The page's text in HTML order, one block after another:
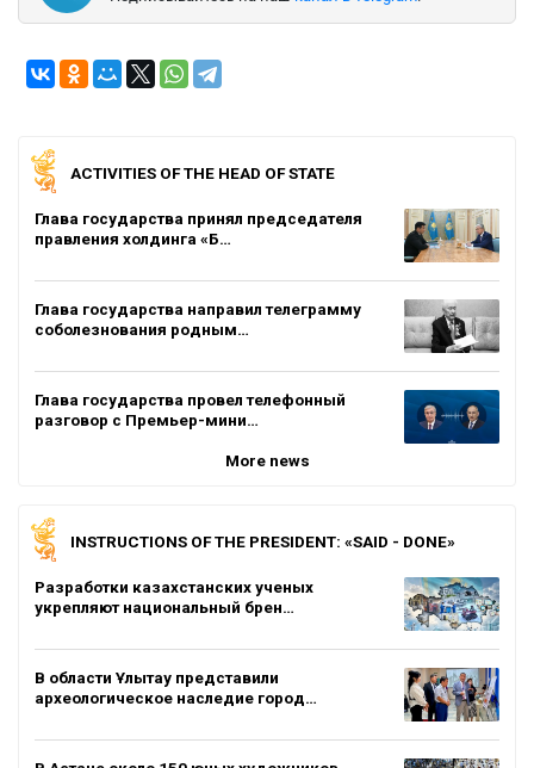
ACTIVITIES OF THE HEAD OF STATE
Глава государства принял председателя
правления холдинга «Б…
Глава государства направил телеграмму
соболезнования родным…
Глава государства провел телефонный
разговор с Премьер-мини…
More news
INSTRUCTIONS OF THE PRESIDENT: «SAID - DONE»
Разработки казахстанских ученых
укрепляют национальный брен…
В области Ұлытау представили
археологическое наследие город…